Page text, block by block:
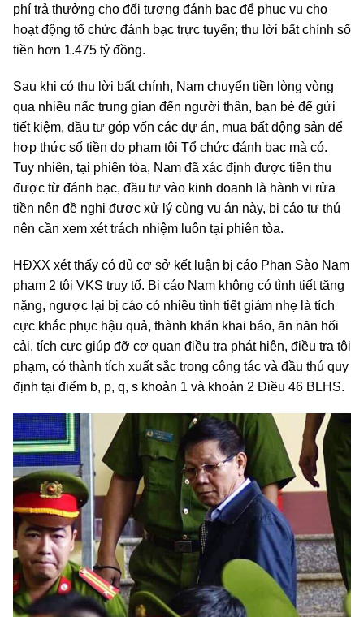
phí trả thưởng cho đối tượng đánh bạc để phục vụ cho
hoạt động tổ chức đánh bạc trực tuyến; thu lời bất chính số
tiền hơn 1.475 tỷ đồng.
Sau khi có thu lời bất chính, Nam chuyển tiền lòng vòng
qua nhiều nấc trung gian đến người thân, bạn bè để gửi
tiết kiệm, đầu tư góp vốn các dự án, mua bất động sản để
hợp thức số tiền do phạm tội Tổ chức đánh bạc mà có.
Tuy nhiên, tại phiên tòa, Nam đã xác định được tiền thu
được từ đánh bạc, đầu tư vào kinh doanh là hành vi rửa
tiền nên đề nghị được xử lý cùng vụ án này, bị cáo tự thú
nên cần xem xét trách nhiệm luôn tại phiên tòa.
HĐXX xét thấy có đủ cơ sở kết luận bị cáo Phan Sào Nam
phạm 2 tội VKS truy tố. Bị cáo Nam không có tình tiết tăng
nặng, ngược lại bị cáo có nhiều tình tiết giảm nhẹ là tích
cực khắc phục hậu quả, thành khẩn khai báo, ăn năn hối
cải, tích cực giúp đỡ cơ quan điều tra phát hiện, điều tra tội
phạm, có thành tích xuất sắc trong công tác và đầu thú quy
định tại điểm b, p, q, s khoản 1 và khoản 2 Điều 46 BLHS.